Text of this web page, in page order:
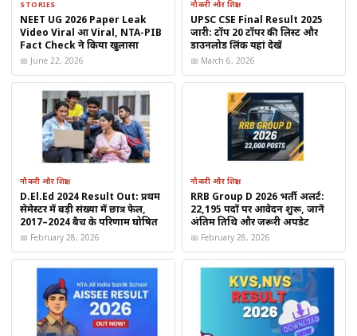
RRB ALP City Intimation Slip 2026 कैसे डाउनलोड करें?
(Step-by-Step Guide)
RRB की आधिकारिक वेबसाइटपर जाएँ:
https://www.rrbcdg.gov.in
“ALP & Technician Recruitment 2026” सेक्शन चुनें
City Intimation Slipलिंक पर क्लिक करें
रोल नंबर और जन्मतिथि / लॉगिन क्रेडेंशियल दर्ज करें
स्लिप डाउनलोड करें और प्रिंट निकाल लें
नोट: डाउनलोड की गई स्लिप सुरक्षित रखें और परीक्षा के दिन इसे
साथ ले जाएँ।
STORIES
NEET UG 2026 Paper Leak
Video Viral हुआ Viral, NTA-PIB
Fact Check ने किया खुलासा
📅 June 22, 2026
नौकरी और शिक्षा
UPSC CSE Final Result 2025
जारी: टॉप 20 टॉपर की लिस्ट और
डाउनलोड लिंक यहां देखें
📅 March 6, 2026
नौकरी और शिक्षा
D.El.Ed 2024 Result Out: प्रथम
सेमेस्टर में बड़ी संख्या में छात्र फेल,
2017–2024 बैच के परिणाम घोषित
📅 February 28, 2026
नौकरी और शिक्षा
RRB Group D 2026 भर्ती अलर्ट:
22,195 पदों पर आवेदन शुरू, जानें
अंतिम तिथि और जरूरी अपडेट
📅 February 28, 2026